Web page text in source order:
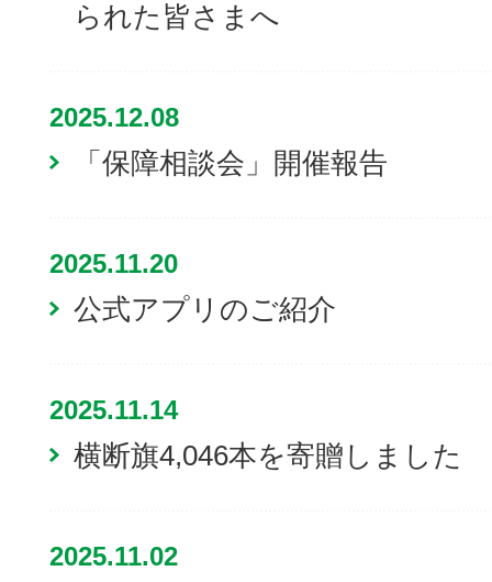
られた皆さまへ
2025.12.08
「保障相談会」開催報告
2025.11.20
公式アプリのご紹介
2025.11.14
横断旗4,046本を寄贈しました
2025.11.02